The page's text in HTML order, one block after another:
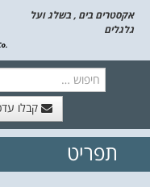
אקסטרים בים , בשלג ועל
גלגלים
קבלו
// הצטרף
תפריט